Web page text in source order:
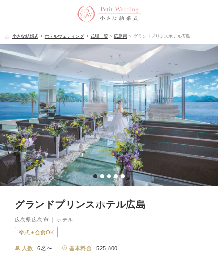
小さな結婚式 ホテルウェディング 式場一覧 広島県 グランドプリンスホテル広島
グランドプリンスホテル広島
広島県広島市 │ ホテル
挙式＋会食OK
人数 6名〜 基本料金 525,800